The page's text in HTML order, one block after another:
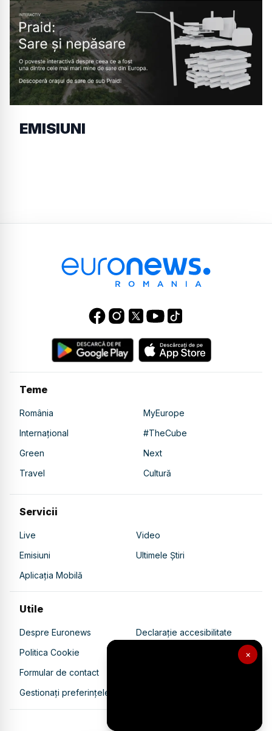
×
EMISIUNI
Teme
România
MyEurope
Internațional
#TheCube
Green
Next
Travel
Cultură
Servicii
Live
Video
Emisiuni
Ultimele Știri
Aplicația Mobilă
Utile
Despre Euronews
Declarație accesibilitate
Politica Cookie
Politica de confidențialitate
Formular de contact
Gestionați preferințele